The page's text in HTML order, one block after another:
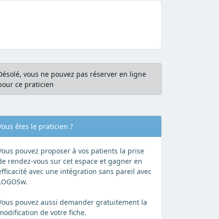
vous ne pouvez pas réserver en ligne
ce praticien
êtes le praticien ?
pouvez proposer à vos patients la prise
rendez-vous sur cet espace et gagner en
avec une intégration sans pareil avec
pouvez aussi demander gratuitement la
de votre fiche.